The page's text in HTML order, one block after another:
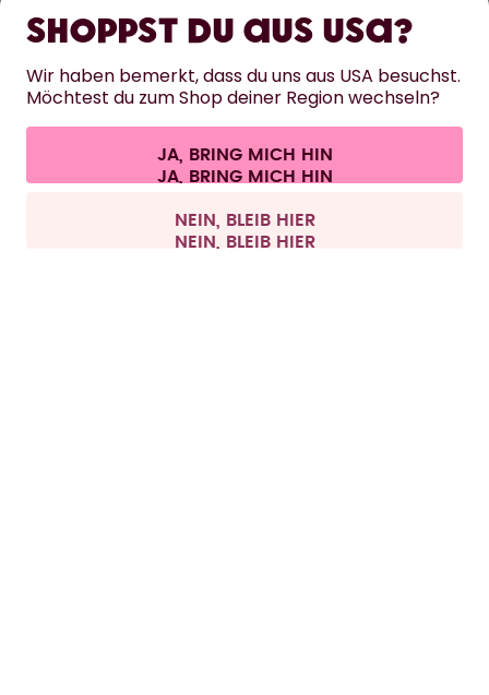
HILFE
KONTAKT
Cookie-Einstellungen AGB Datenschutz
Vertrag widerrufen
Alle Preise sind inklusive Mehrwertsteuer und zzgl. Versandkosten.
Shoppst du aus USA?
Wir haben bemerkt, dass du uns aus USA besuchst.
Möchtest du zum Shop deiner Region wechseln?
JA, BRING MICH HIN
NEIN, BLEIB HIER